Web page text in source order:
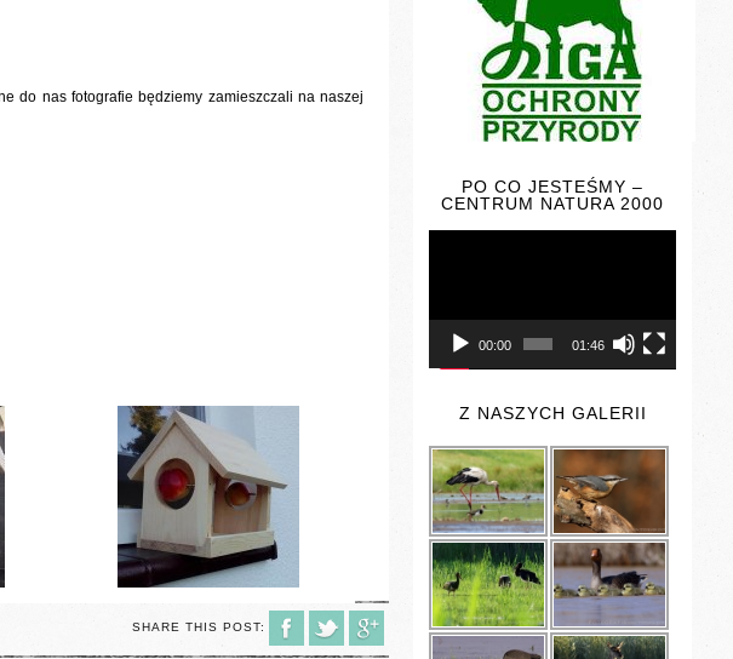
PO CO JESTEŚMY –
CENTRUM NATURA 2000
00:00 01:46
Z NASZYCH GALERII
do nas fotografie będziemy zamieszczali na naszej
SHARE THIS POST: